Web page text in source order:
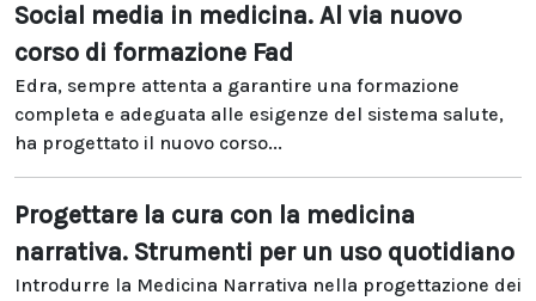
Social media in medicina. Al via nuovo
corso di formazione Fad
Edra, sempre attenta a garantire una formazione
completa e adeguata alle esigenze del sistema salute,
ha progettato il nuovo corso...
Progettare la cura con la medicina
narrativa. Strumenti per un uso quotidiano
Introdurre la Medicina Narrativa nella progettazione dei